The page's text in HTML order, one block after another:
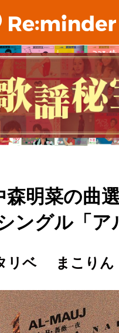
明菜の曲
ングル「ア
リベ まこりん